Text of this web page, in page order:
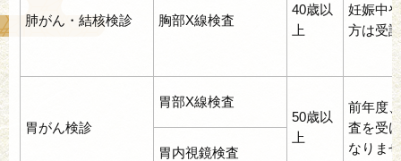
肺がん・結核検診 胸部X線検査
40歳以
上
妊娠中
方は受
胃がん検診
胃部X線検査
50歳以
上
前年度
査を受
なりま
胃内視鏡検査